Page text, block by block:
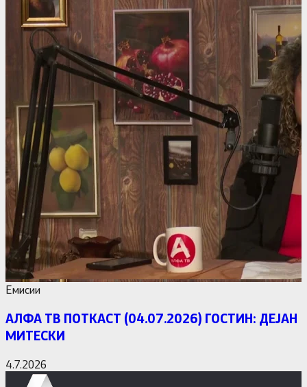
Емисии
АЛФА ТВ ПОТКАСТ (04.07.2026) ГОСТИН: ДЕЈАН
МИТЕСКИ
4.7.2026